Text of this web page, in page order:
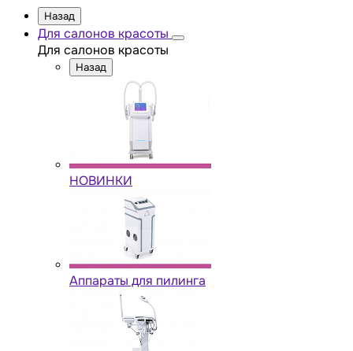
Назад
Для салонов красоты
Для салонов красоты
Назад
НОВИНКИ
Аппараты для пилинга